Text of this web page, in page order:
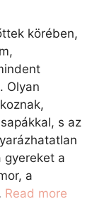
körében,
Olyan
s az
gyereket a
a
Read more